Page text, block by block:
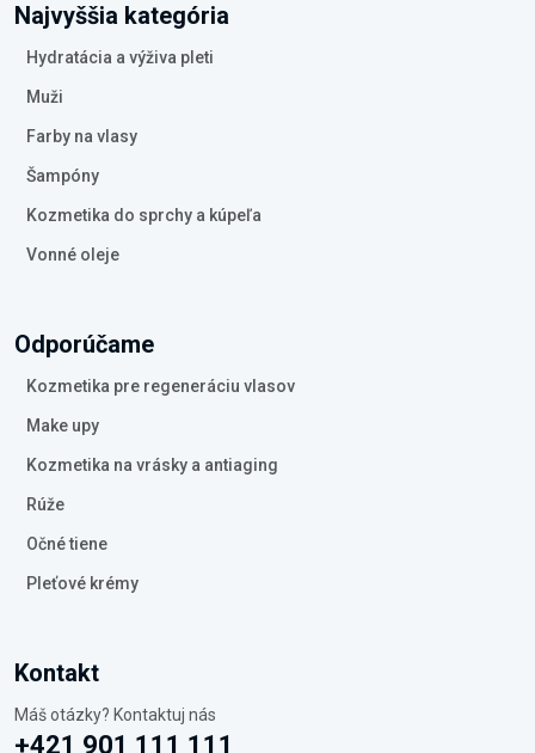
Najvyššia kategória
Hydratácia a výživa pleti
Muži
Farby na vlasy
Šampóny
Kozmetika do sprchy a kúpeľa
Vonné oleje
Odporúčame
Kozmetika pre regeneráciu vlasov
Make upy
Kozmetika na vrásky a antiaging
Rúže
Očné tiene
Pleťové krémy
Kontakt
Máš otázky? Kontaktuj nás
+421 901 111 111